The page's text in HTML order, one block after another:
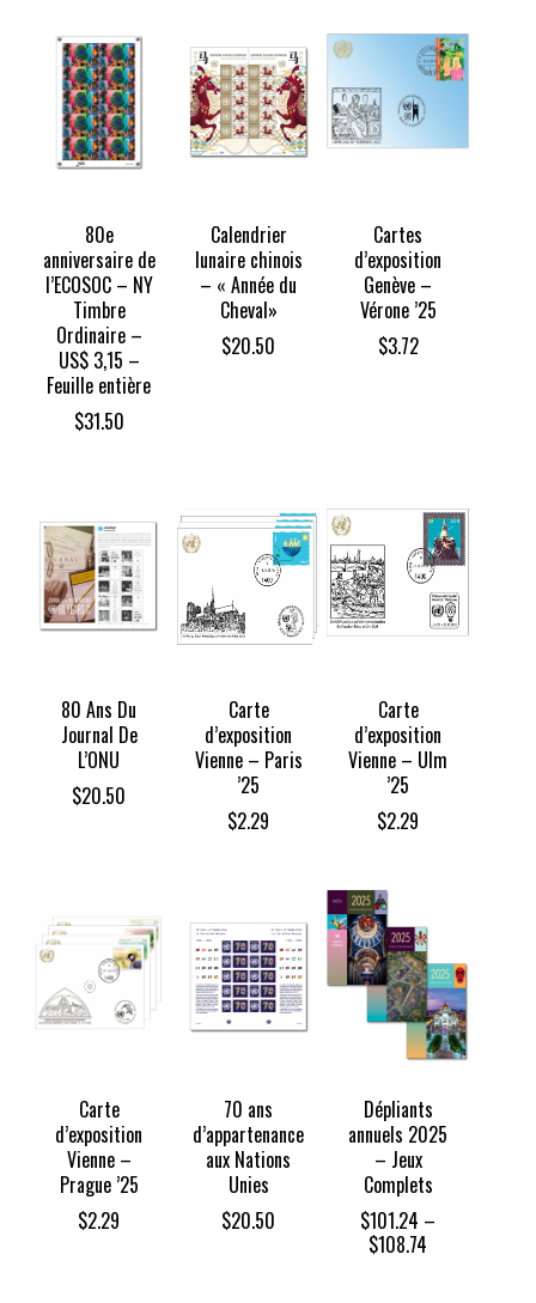
80e
anniversaire de
l’ECOSOC – NY
Timbre
Ordinaire –
US$ 3,15 –
Feuille entière
$31.50
Calendrier
lunaire chinois
– « Année du
Cheval»
$20.50
Cartes
d’exposition
Genève –
Vérone ’25
$3.72
80 Ans Du
Journal De
L’ONU
$20.50
Carte
d’exposition
Vienne – Paris
’25
$2.29
Carte
d’exposition
Vienne – Ulm
’25
$2.29
Carte
d’exposition
Vienne –
Prague ’25
$2.29
70 ans
d’appartenance
aux Nations
Unies
$20.50
Dépliants
annuels 2025
– Jeux
Complets
$101.24 –
$108.74